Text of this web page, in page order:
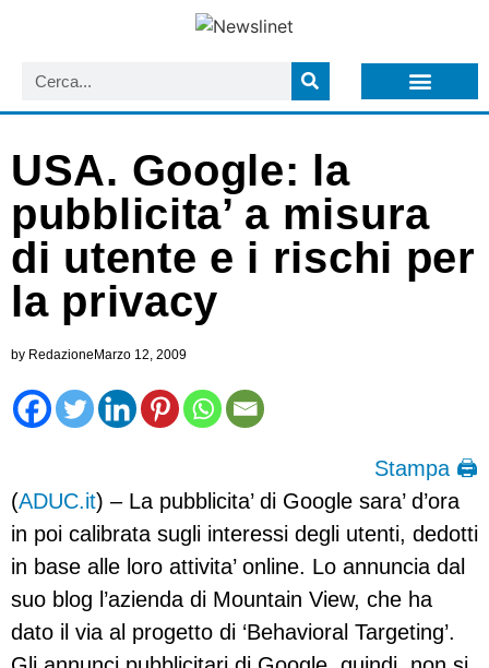
USA. Google: la
pubblicita’ a misura
di utente e i rischi per
la privacy
by RedazioneMarzo 12, 2009
Stampa 🖨
(ADUC.it) – La pubblicita’ di Google sara’ d’ora
in poi calibrata sugli interessi degli utenti, dedotti
in base alle loro attivita’ online. Lo annuncia dal
suo blog l’azienda di Mountain View, che ha
dato il via al progetto di ‘Behavioral Targeting’.